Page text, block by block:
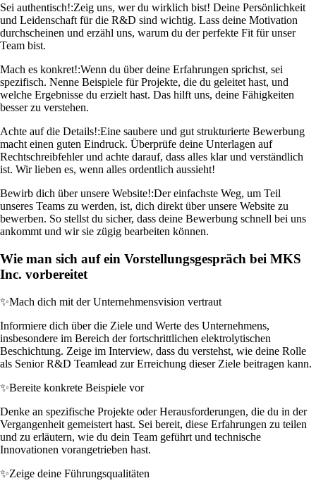
Sei authentisch!:Zeig uns, wer du wirklich bist! Deine Persönlichkeit
und Leidenschaft für die R&D sind wichtig. Lass deine Motivation
durchscheinen und erzähl uns, warum du der perfekte Fit für unser
Team bist.
Mach es konkret!:Wenn du über deine Erfahrungen sprichst, sei
spezifisch. Nenne Beispiele für Projekte, die du geleitet hast, und
welche Ergebnisse du erzielt hast. Das hilft uns, deine Fähigkeiten
besser zu verstehen.
Achte auf die Details!:Eine saubere und gut strukturierte Bewerbung
macht einen guten Eindruck. Überprüfe deine Unterlagen auf
Rechtschreibfehler und achte darauf, dass alles klar und verständlich
ist. Wir lieben es, wenn alles ordentlich aussieht!
Bewirb dich über unsere Website!:Der einfachste Weg, um Teil
unseres Teams zu werden, ist, dich direkt über unsere Website zu
bewerben. So stellst du sicher, dass deine Bewerbung schnell bei uns
ankommt und wir sie zügig bearbeiten können.
Wie man sich auf ein Vorstellungsgespräch bei MKS
Inc. vorbereitet
✨Mach dich mit der Unternehmensvision vertraut
Informiere dich über die Ziele und Werte des Unternehmens,
insbesondere im Bereich der fortschrittlichen elektrolytischen
Beschichtung. Zeige im Interview, dass du verstehst, wie deine Rolle
als Senior R&D Teamlead zur Erreichung dieser Ziele beitragen kann.
✨Bereite konkrete Beispiele vor
Denke an spezifische Projekte oder Herausforderungen, die du in der
Vergangenheit gemeistert hast. Sei bereit, diese Erfahrungen zu teilen
und zu erläutern, wie du dein Team geführt und technische
Innovationen vorangetrieben hast.
✨Zeige deine Führungsqualitäten